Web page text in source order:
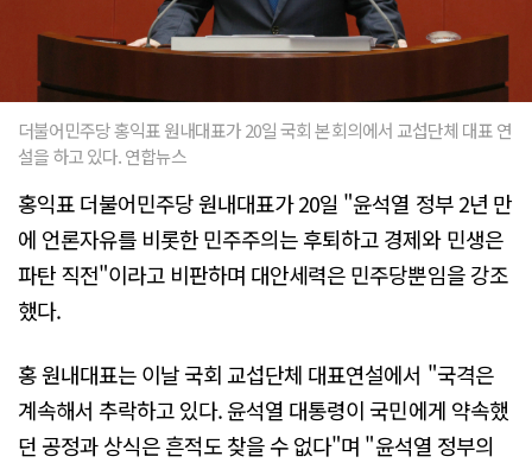
더불어민주당 홍익표 원내대표가 20일 국회 본회의에서 교섭단체 대표 연
설을 하고 있다. 연합뉴스
홍익표 더불어민주당 원내대표가 20일 "윤석열 정부 2년 만
에 언론자유를 비롯한 민주주의는 후퇴하고 경제와 민생은
파탄 직전"이라고 비판하며 대안세력은 민주당뿐임을 강조
했다.
홍 원내대표는 이날 국회 교섭단체 대표연설에서 "국격은
계속해서 추락하고 있다. 윤석열 대통령이 국민에게 약속했
던 공정과 상식은 흔적도 찾을 수 없다"며 "윤석열 정부의